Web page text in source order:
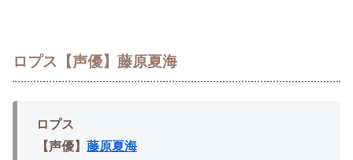
ロプス【声優】藤原夏海
ロプス
【声優】 藤原夏海